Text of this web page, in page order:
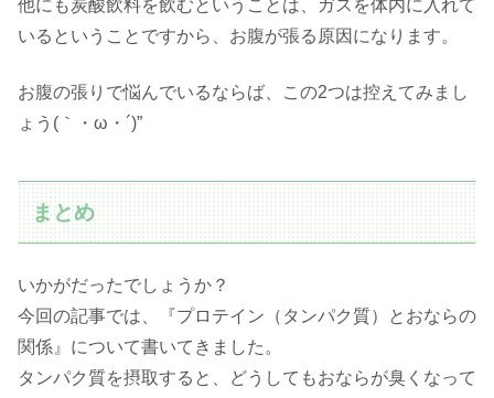
他にも炭酸飲料を飲むということは、ガスを体内に入れて
いるということですから、お腹が張る原因になります。
お腹の張りで悩んでいるならば、この2つは控えてみまし
ょう(｀・ω・´)”
まとめ
いかがだったでしょうか？
今回の記事では、『プロテイン（タンパク質）とおならの
関係』について書いてきました。
タンパク質を摂取すると、どうしてもおならが臭くなって